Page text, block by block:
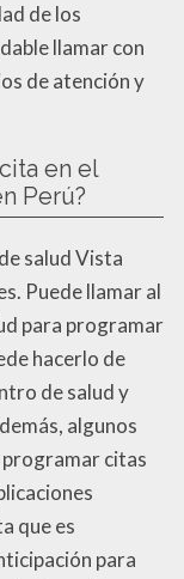
de los
llamar con
de atención y
en el
Perú?
salud Vista
Puede llamar al
para programar
hacerlo de
de salud y
algunos
citas
que es
para